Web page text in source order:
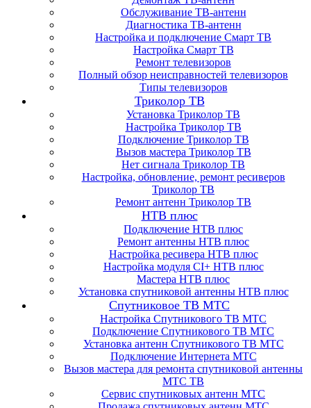
Обслуживание ТВ-антенн
Диагностика ТВ-антенн
Настройка и подключение Смарт ТВ
Настройка Смарт ТВ
Ремонт телевизоров
Полный обзор неисправностей телевизоров
Типы телевизоров
Триколор ТВ
Установка Триколор ТВ
Настройка Триколор ТВ
Подключение Триколор ТВ
Вызов мастера Триколор ТВ
Нет сигнала Триколор ТВ
Настройка, обновление, ремонт ресиверов
Триколор ТВ
Ремонт антенн Триколор ТВ
НТВ плюс
Подключение НТВ плюс
Ремонт антенны НТВ плюс
Настройка ресивера НТВ плюс
Настройка модуля CI+ НТВ плюс
Мастера НТВ плюс
Установка спутниковой антенны НТВ плюс
Спутниковое ТВ МТС
Настройка Спутникового ТВ МТС
Подключение Спутникового ТВ МТС
Установка антенн Спутникового ТВ МТС
Подключение Интернета МТС
Вызов мастера для ремонта спутниковой антенны
МТС ТВ
Сервис спутниковых антенн МТС